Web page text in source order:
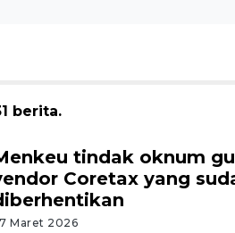
berita.
tindak oknum
Coretax yang
Maret 2026